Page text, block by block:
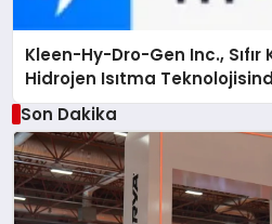
Kleen-Hy-Dro-Gen Inc.,
Hidrojen Isıtma
Düzenleyici Onaylarını Aldı
Son Dakika